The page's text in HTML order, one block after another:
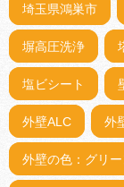
埼玉県鴻巣市
塀高圧洗浄
塩ビシート
外壁ALC 外
外壁の色：グリ